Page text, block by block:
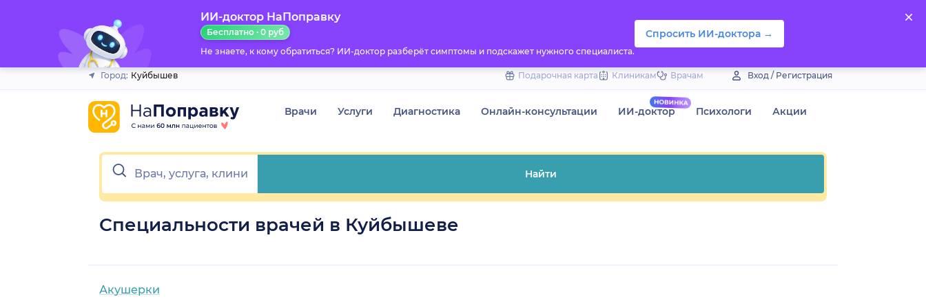
ИИ-доктор НаПоправку
Бесплатно · 0 руб
Не знаете, к кому обратиться? ИИ-доктор разберёт симптомы и подскажет нужного специалиста.
Спросить ИИ-доктора →
Город: Куйбышев Подарочная карта Клиникам Врачам Вход / Регистрация
Врачи Услуги Диагностика Онлайн-консультации ИИ-доктор Психологи Акции
Найти
Специальности врачей в Куйбышеве
Акушерки